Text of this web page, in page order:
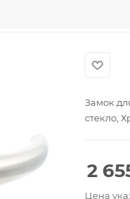
Замок
стекло,
2
Цена